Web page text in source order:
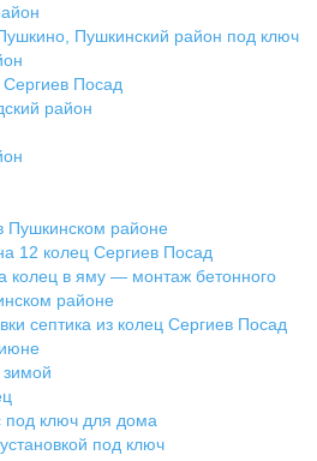
Пушкинский район под ключ
Сергиев Посад
район
Пушкинском районе
12 колец Сергиев Посад
колец в яму — монтаж бетонного
районе
септика из колец Сергиев Посад
зимой
под ключ для дома
под ключ